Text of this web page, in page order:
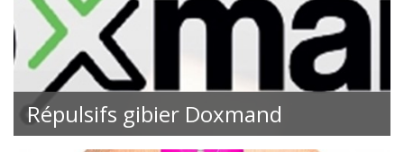
Répulsifs gibier Doxmand